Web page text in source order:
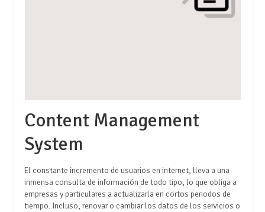
Content Management
System
El constante incremento de usuarios en internet, lleva a una
inmensa consulta de información de todo tipo, lo que obliga a
empresas y particulares a actualizarla en cortos periodos de
tiempo. Incluso, renovar o cambiar los datos de los servicios o